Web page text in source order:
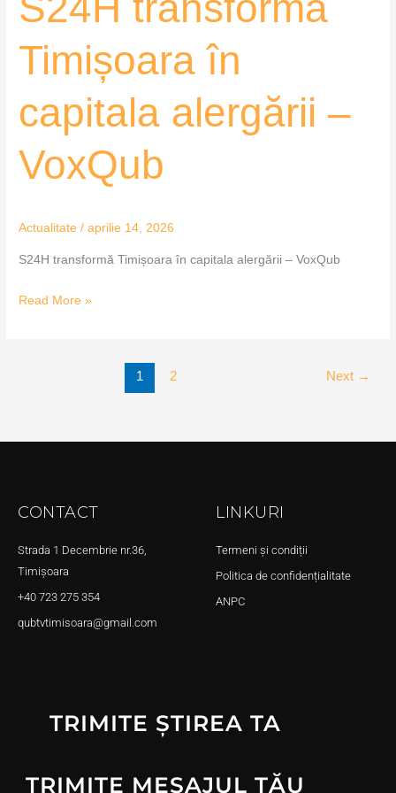
Timișoara în
capitala alergării –
VoxQub
Actualitate /aprilie 14, 2026
S24H transformă Timișoara în capitala alergării – VoxQub
Read More »
1 2 Next →
CONTACT
Strada 1 Decembrie nr.36,
Timișoara
+40 723 275 354
qubtvtimisoara@gmail.com
LINKURI
Termeni și condiții
Politica de confidențialitate
ANPC
TRIMITE ȘTIREA TA
TRIMITE MESAJUL TĂU